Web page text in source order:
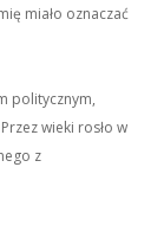
miało oznaczać
politycznym,
wieki rosło w
z